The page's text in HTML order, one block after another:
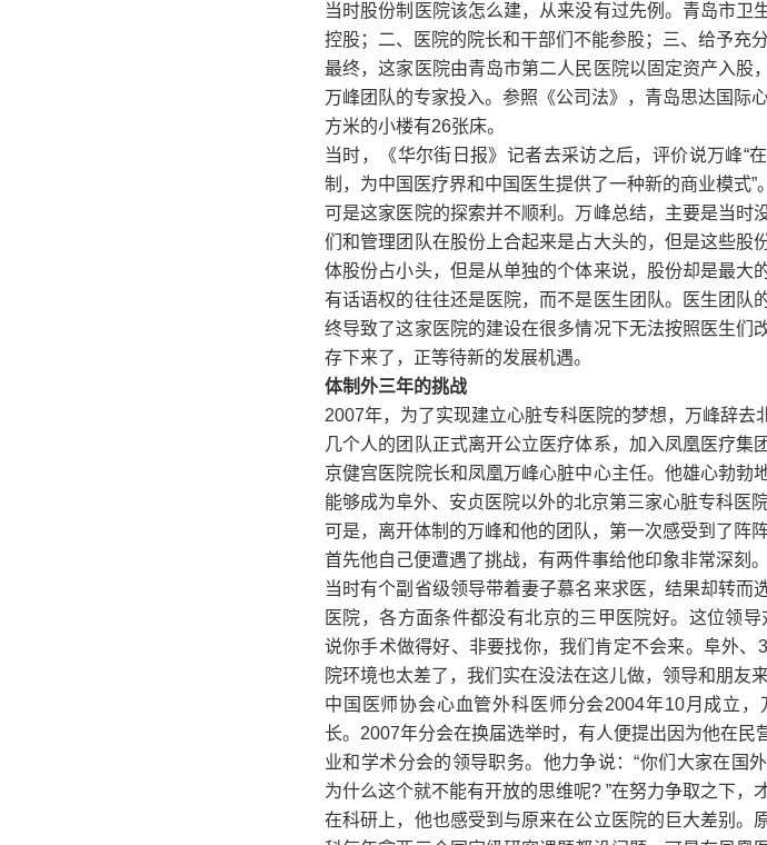
当时股份制医院该怎么建，从来没有过先例。青岛市卫
控股；二、医院的院长和干部们不能参股；三、给予充
最终，这家医院由青岛市第二人民医院以固定资产入股
万峰团队的专家投入。参照《公司法》，青岛思达国际
方米的小楼有26张床。
当时，《华尔街日报》记者去采访之后，评价说万峰“
制，为中国医疗界和中国医生提供了一种新的商业模式”。
可是这家医院的探索并不顺利。万峰总结，主要是当时
们和管理团队在股份上合起来是占大头的，但是这些股
体股份占小头，但是从单独的个体来说，股份却是最大
有话语权的往往还是医院，而不是医生团队。医生团队
终导致了这家医院的建设在很多情况下无法按照医生们
存下来了，正等待新的发展机遇。
体制外三年的挑战
2007年，为了实现建立心脏专科医院的梦想，万峰辞去
几个人的团队正式离开公立医疗体系，加入凤凰医疗集
京健宫医院院长和凤凰万峰心脏中心主任。他雄心勃勃
能够成为阜外、安贞医院以外的北京第三家心脏专科医院
可是，离开体制的万峰和他的团队，第一次感受到了阵阵
首先他自己便遭遇了挑战，有两件事给他印象非常深刻。
当时有个副省级领导带着妻子慕名来求医，结果却转而
医院，各方面条件都没有北京的三甲医院好。这位领
说你手术做得好、非要找你，我们肯定不会来。阜外
院环境也太差了，我们实在没法在这儿做，领导和朋友
中国医师协会心血管外科医师分会2004年10月成立
长。2007年分会在换届选举时，有人便提出因为他在民
业和学术分会的领导职务。他力争说：“你们大家在国
为什么这个就不能有开放的思维呢? ”在努力争取之下，
在科研上，他也感受到与原来在公立医院的巨大差别。